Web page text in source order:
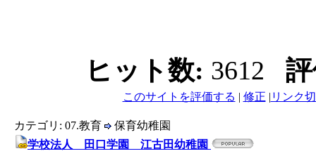
ヒット数: 3612
このサイトを評価する | 修正 | リンク
カテゴリ: 07.教育
保育幼稚園
学校法人 田口学園 江古田幼稚園